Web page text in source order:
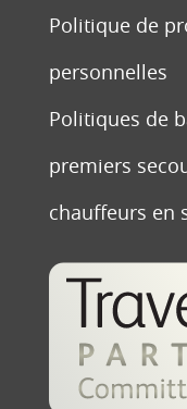
Politique de
personnelles
Politiques de
premiers
chauffeurs en